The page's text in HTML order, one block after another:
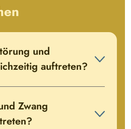
und
auftreten?
Zwang